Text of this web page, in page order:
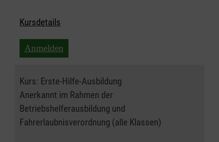
Kursdetails
Anmelden
Kurs: Erste-Hilfe-Ausbildung
Anerkannt im Rahmen der
Betriebshelferausbildung und
Fahrerlaubnisverordnung (alle Klassen)